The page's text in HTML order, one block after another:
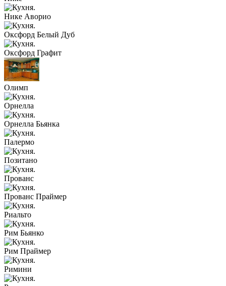
Нике Аворио
Оксфорд Белый Дуб
Оксфорд Графит
Олимп
Орнелла
Орнелла Бьянка
Палермо
Позитано
Прованс
Прованс Праймер
Риальто
Рим Бьянко
Рим Праймер
Римини